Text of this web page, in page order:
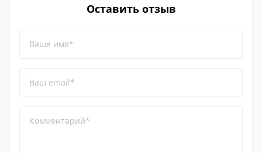
Оставить отзыв
Ваше имя*
Ваш email*
Комментарий*